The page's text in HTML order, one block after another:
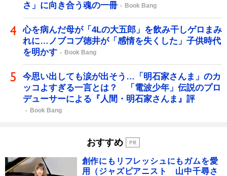
さ」に向き合う魂の一冊
Book Bang
心を病んだ母が「4Lの大五郎」を飲み干しゲロまみ
れに…ノブコブ徳井が「感情を失くした」子供時代
を明かす
Book Bang
今思い出しても涙が出そう…「明石家さんま」のカ
ッコよすぎる一言とは？ 「電波少年」伝説のプロ
デューサーによる『人間・明石家さんま』評
Book Bang
おすすめ
創作にもリフレッシュにもガムを愛
用（ジャズピアニスト 山中千尋さ